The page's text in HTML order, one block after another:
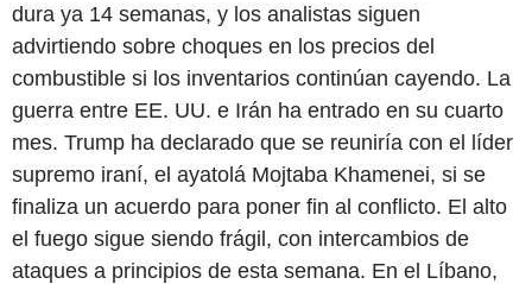
dura ya 14 semanas, y los analistas siguen
advirtiendo sobre choques en los precios del
combustible si los inventarios continúan cayendo. La
guerra entre EE. UU. e Irán ha entrado en su cuarto
mes. Trump ha declarado que se reuniría con el líder
supremo iraní, el ayatolá Mojtaba Khamenei, si se
finaliza un acuerdo para poner fin al conflicto. El alto
el fuego sigue siendo frágil, con intercambios de
ataques a principios de esta semana. En el Líbano,